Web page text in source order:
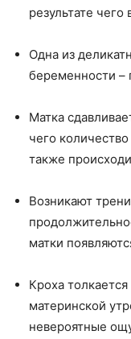
результате
Одна из
беременности –
Матка
чего
также
Возникают
матки
Кроха
материнской
невероятные